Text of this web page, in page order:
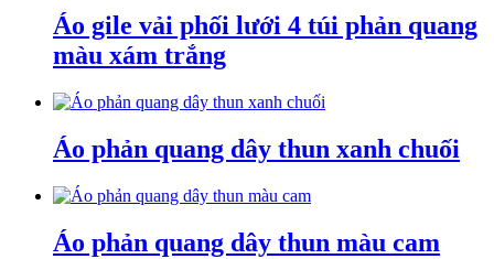
Áo gile vải phối lưới 4 túi phản quang
màu xám trắng
Áo phản quang dây thun xanh chuối
Áo phản quang dây thun màu cam